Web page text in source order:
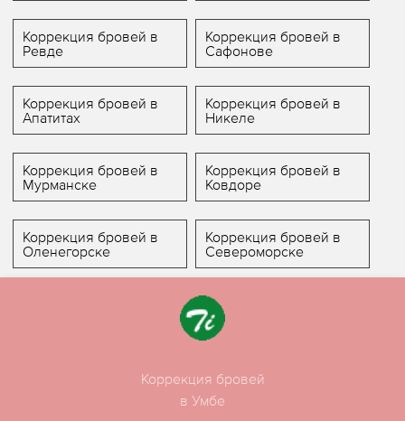
Коррекция бровей в
Ревде
Коррекция бровей в
Сафонове
Коррекция бровей в
Апатитах
Коррекция бровей в
Никеле
Коррекция бровей в
Мурманске
Коррекция бровей в
Ковдоре
Коррекция бровей в
Оленегорске
Коррекция бровей в
Североморске
Коррекция бровей
в Умбе